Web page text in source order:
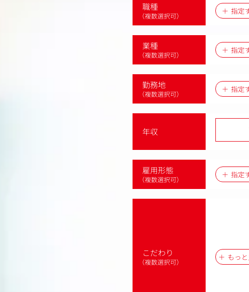
職種
（複数選択可）
指定
業種
（複数選択可）
指定
勤務地
（複数選択可）
指定
年収
雇用形態
（複数選択可）
指定
こだわり
（複数選択可）
もっ